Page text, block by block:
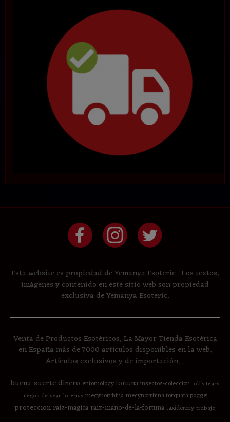
Esta website es propiedad de Yemanya Esoteric . Los textos,
imágenes y contenido en este sitio web son propiedad
exclusiva de Yemanya Esoteric.
Venta de Productos Esotéricos, La Mayor Tienda Esotérica
en España más de 7000 artículos disponibles en la web.
Artículos exclusivos y de importación....
buena-suertedinero entomologyfortunainsectos-coleccion job's tears
juegos-de-azar loterias mecynorrhinamecynorrhina torquata poggei
proteccion raiz-magica raiz-mano-de-la-fortunataxidermy trabajo